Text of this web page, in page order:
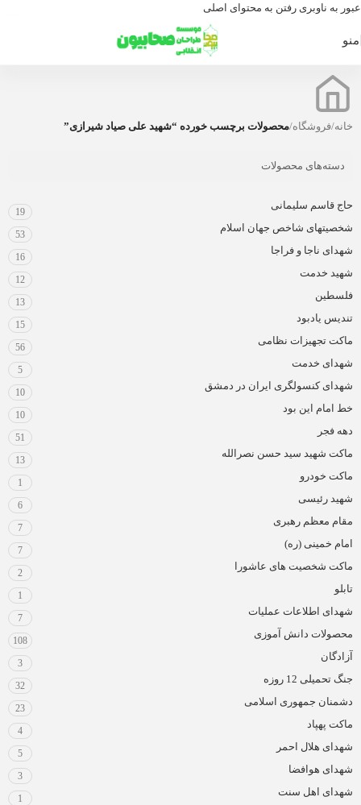
عبور به ناوبری رفتن به محتوای اصلی
منو
خانه/فروشگاه/محصولات برچسب خورده “شهید علی صیاد شیرازی”
دسته‌های محصولات
حاج قاسم سلیمانی
19
شخصیتهای شاخص جهان اسلام
53
شهدای ناجا و فراجا
16
شهید خدمت
12
فلسطین
13
تندیس یادبود
15
ماکت تجهیزات نظامی
56
شهدای خدمت
5
شهدای کنسولگری ایران در دمشق
10
خط امام این بود
10
دهه فجر
51
ماکت شهید سید حسن نصرالله
13
ماکت خودرو
1
شهید رئیسی
6
مقام معظم رهبری
7
امام خمینی (ره)
7
ماکت شخصیت های عاشورا
2
تابلو
1
شهدای اطلاعات عملیات
7
محصولات دانش آموزی
108
آزادگان
3
جنگ تحمیلی 12 روزه
32
دشمنان جمهوری اسلامی
23
ماکت پهپاد
4
شهدای هلال احمر
5
شهدای هوافضا
3
شهدای اهل سنت
1